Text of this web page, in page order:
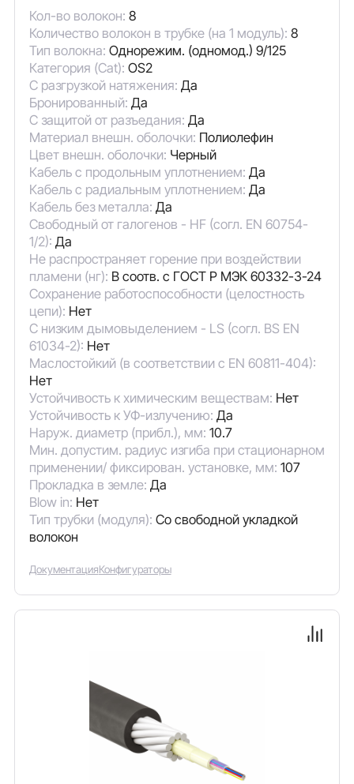
Кол-во волокон: 8
Количество волокон в трубке (на 1 модуль): 8
Тип волокна: Однорежим. (одномод.) 9/125
Категория (Cat): OS2
С разгрузкой натяжения: Да
Бронированный: Да
С защитой от разъедания: Да
Материал внешн. оболочки: Полиолефин
Цвет внешн. оболочки: Черный
Кабель с продольным уплотнением: Да
Кабель с радиальным уплотнением: Да
Кабель без металла: Да
Свободный от галогенов - HF (согл. EN 60754-
1/2): Да
Не распространяет горение при воздействии
пламени (нг): В соотв. с ГОСТ Р МЭК 60332-3-24
Сохранение работоспособности (целостность
цепи): Нет
С низким дымовыделением - LS (согл. BS EN
61034-2): Нет
Маслостойкий (в соответствии с EN 60811-404):
Нет
Устойчивость к химическим веществам: Нет
Устойчивость к УФ-излучению: Да
Наруж. диаметр (прибл.), мм: 10.7
Мин. допустим. радиус изгиба при стационарном
применении/ фиксирован. установке, мм: 107
Прокладка в земле: Да
Blow in: Нет
Тип трубки (модуля): Со свободной укладкой
волокон
ДокументацияКонфигураторы